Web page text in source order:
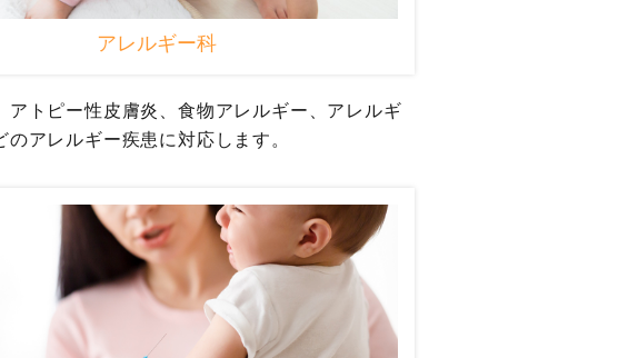
アレルギー科
アトピー性皮膚炎、食物アレルギー、アレルギ
のアレルギー疾患に対応します。